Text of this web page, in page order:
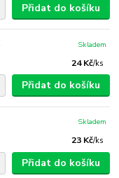
Přidat do košíku
24 Kč/ks
Skladem
Přidat do košíku
23 Kč/ks
Skladem
Přidat do košíku